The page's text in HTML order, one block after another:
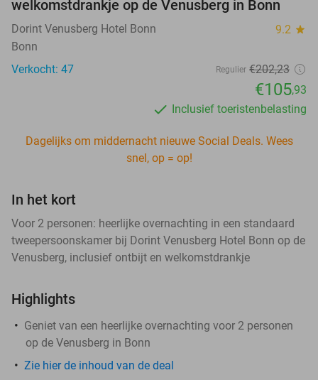
welkomstdrankje op de Venusberg in Bonn
Dorint Venusberg Hotel Bonn 9.2 star
Bonn
Verkocht: 47
Regulier €202,23
€105,93
Inclusief toeristenbelasting
Dagelijks om middernacht nieuwe Social Deals. Wees
snel, op = op!
In het kort
Voor 2 personen: heerlijke overnachting in een standaard
tweepersoonskamer bij Dorint Venusberg Hotel Bonn op de
Venusberg, inclusief ontbijt en welkomstdrankje
Highlights
Geniet van een heerlijke overnachting voor 2 personen
op de Venusberg in Bonn
Zie hier de inhoud van de deal